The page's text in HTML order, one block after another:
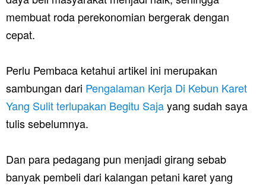
membuat roda perekonomian bergerak dengan
cepat.
Perlu Pembaca ketahui artikel ini merupakan
sambungan dari Pengalaman Kerja Di Kebun Karet
Yang Sulit terlupakan Begitu Sajayang sudah saya
tulis sebelumnya.
Dan para pedagang pun menjadi girang sebab
banyak pembeli dari kalangan petani karet yang